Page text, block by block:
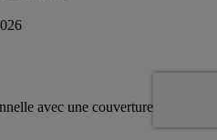
avec une couverture